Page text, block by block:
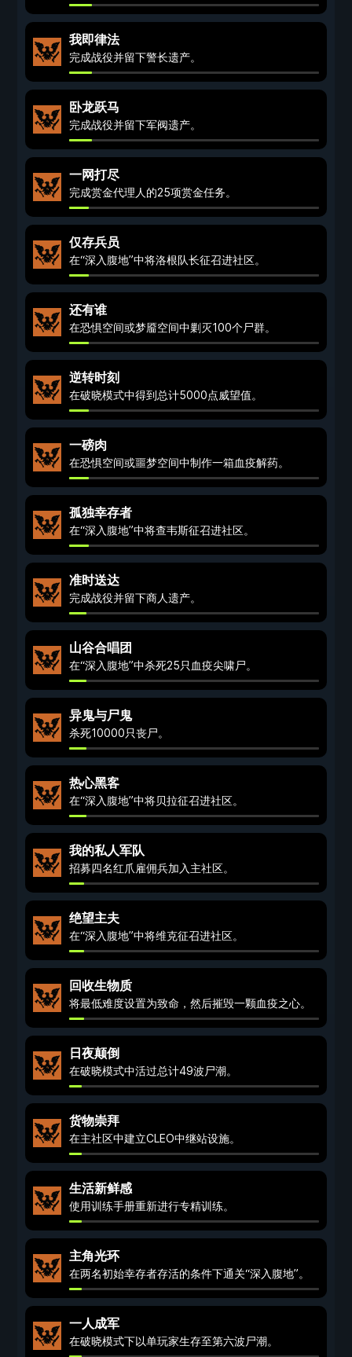
我即律法
完成战役并留下警长遗产。
卧龙跃马
完成战役并留下军阀遗产。
一网打尽
完成赏金代理人的25项赏金任务。
仅存兵员
在“深入腹地”中将洛根队长征召进社区。
还有谁
在恐惧空间或梦靥空间中剿灭100个尸群。
逆转时刻
在破晓模式中得到总计5000点威望值。
一磅肉
在恐惧空间或噩梦空间中制作一箱血疫解药。
孤独幸存者
在“深入腹地”中将查韦斯征召进社区。
准时送达
完成战役并留下商人遗产。
山谷合唱团
在“深入腹地”中杀死25只血疫尖啸尸。
异鬼与尸鬼
杀死10000只丧尸。
热心黑客
在“深入腹地”中将贝拉征召进社区。
我的私人军队
招募四名红爪雇佣兵加入主社区。
绝望主夫
在“深入腹地”中将维克征召进社区。
回收生物质
将最低难度设置为致命，然后摧毁一颗血疫之心。
日夜颠倒
在破晓模式中活过总计49波尸潮。
货物崇拜
在主社区中建立CLEO中继站设施。
生活新鲜感
使用训练手册重新进行专精训练。
主角光环
在两名初始幸存者存活的条件下通关“深入腹地”。
一人成军
在破晓模式下以单玩家生存至第六波尸潮。